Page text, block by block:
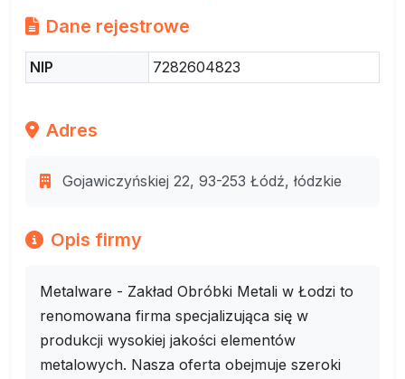
Dane rejestrowe
NIP 7282604823
Adres
Gojawiczyńskiej 22, 93-253 Łódź, łódzkie
Opis firmy
Metalware - Zakład Obróbki Metali w Łodzi to
renomowana firma specjalizująca się w
produkcji wysokiej jakości elementów
metalowych. Nasza oferta obejmuje szeroki